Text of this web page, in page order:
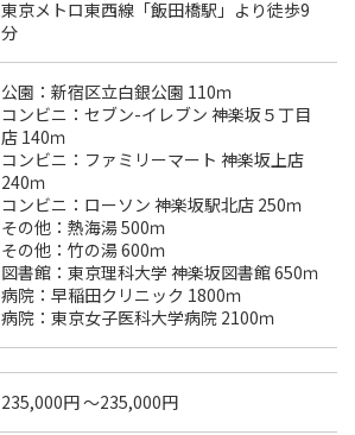
東京メトロ東西線「飯田橋駅」より徒歩9
分
公園：新宿区立白銀公園 110ｍ
コンビニ：セブン-イレブン 神楽坂５丁目
店 140ｍ
コンビニ：ファミリーマート 神楽坂上店
240ｍ
コンビニ：ローソン 神楽坂駅北店 250ｍ
その他：熱海湯 500ｍ
その他：竹の湯 600ｍ
図書館：東京理科大学 神楽坂図書館 650ｍ
病院：早稲田クリニック 1800ｍ
病院：東京女子医科大学病院 2100ｍ
235,000円 〜235,000円